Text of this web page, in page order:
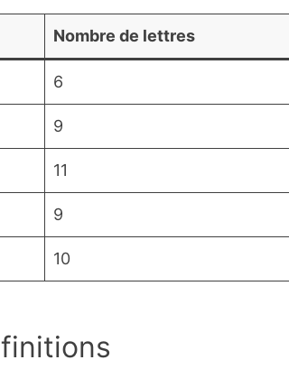
Nombre de lettres
6
9
11
9
10